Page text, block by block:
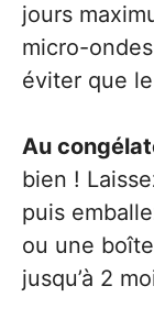
jours
micro-
éviter que
Au
bien !
puis
ou une
jusqu’à 2